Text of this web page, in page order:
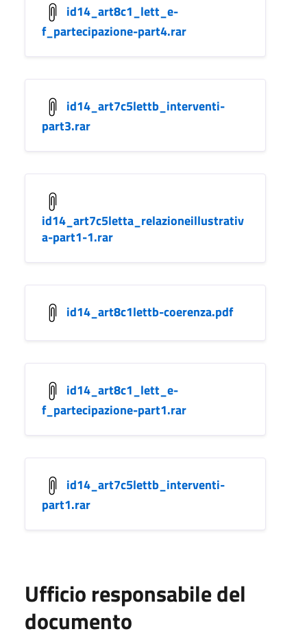
id14_art8c1_lett_e-
f_partecipazione-part4.rar
id14_art7c5lettb_interventi-
part3.rar
id14_art7c5letta_relazioneillustrativ
a-part1-1.rar
id14_art8c1lettb-coerenza.pdf
id14_art8c1_lett_e-
f_partecipazione-part1.rar
id14_art7c5lettb_interventi-
part1.rar
Ufficio responsabile del
documento